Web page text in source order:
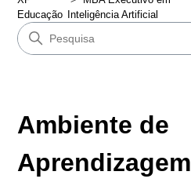
Educação
Inteligência Artificial
Ambiente de
Aprendizagem